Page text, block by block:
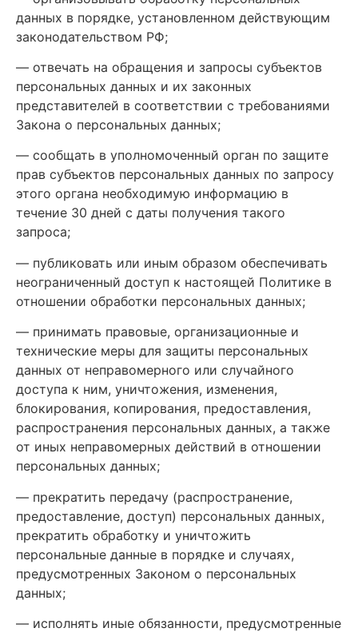
данных в порядке, установленном действующим
законодательством РФ;
— отвечать на обращения и запросы субъектов
персональных данных и их законных
представителей в соответствии с требованиями
Закона о персональных данных;
— сообщать в уполномоченный орган по защите
прав субъектов персональных данных по запросу
этого органа необходимую информацию в
течение 30 дней с даты получения такого
запроса;
— публиковать или иным образом обеспечивать
неограниченный доступ к настоящей Политике в
отношении обработки персональных данных;
— принимать правовые, организационные и
технические меры для защиты персональных
данных от неправомерного или случайного
доступа к ним, уничтожения, изменения,
блокирования, копирования, предоставления,
распространения персональных данных, а также
от иных неправомерных действий в отношении
персональных данных;
— прекратить передачу (распространение,
предоставление, доступ) персональных данных,
прекратить обработку и уничтожить
персональные данные в порядке и случаях,
предусмотренных Законом о персональных
данных;
— исполнять иные обязанности, предусмотренные